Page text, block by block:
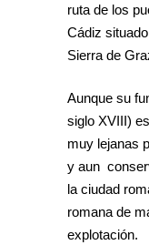
ruta de los
Cádiz
Sierra de
Aunque su
siglo XVIII)
muy lejanas
y aun
la ciudad
romana de
explotación.